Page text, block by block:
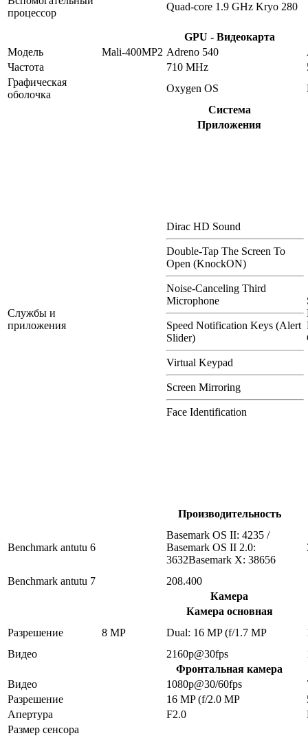
процессор
Quad-core 1.9 GHz Kryo 280
GPU - Видеокарта
Модель
Mali-400MP2 Adreno 540
Частота
710 MHz
Графическая
оболочка
Oxygen OS
Система
Приложения
Службы и
приложения
Dirac HD Sound
Double-Tap The Screen To
Open (KnockON)
Noise-Canceling Third
Microphone
Speed Notification Keys (Alert
Slider)
Virtual Keypad
Screen Mirroring
Face Identification
Производительность
Benchmark antutu 6
Basemark OS II: 4235 /
Basemark OS II 2.0:
3632Basemark X: 38656
Benchmark antutu 7
208.400
Камера
Камера основная
Разрешение
8 MP Dual: 16 MP (f/1.7 MP
Видео
2160p@30fps
Фронтальная камера
Видео
1080p@30/60fps
Разрешение
16 MP (f/2.0 MP
Апертура
F2.0
Размер сенсора